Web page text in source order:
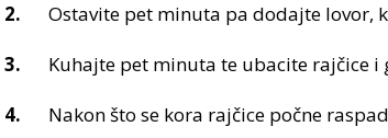
Ostavite pet minuta pa dodajte lovor,
Kuhajte pet minuta te ubacite rajčice i
Nakon što se kora rajčice počne